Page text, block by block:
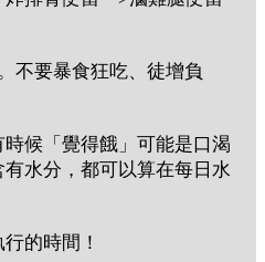
不要暴食狂吃、徒增負
候「覺得餓」可能是口渴
水分，都可以算在每日水
的時間！